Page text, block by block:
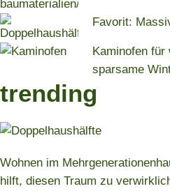
Favorit:
Kaminofen für
sparsame
trending
Wohnen im
hilft, diesen Traum zu